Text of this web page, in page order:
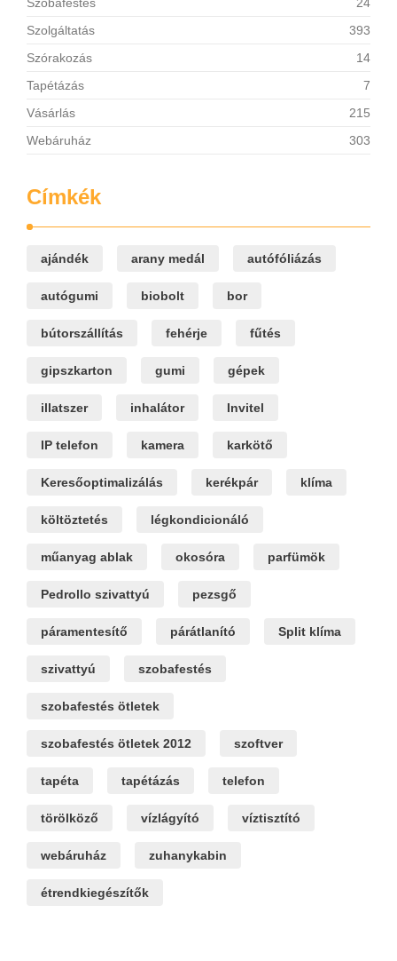
Szolgáltatás
393
Szórakozás
14
Tapétázás
7
Vásárlás
215
Webáruház
303
Címkék
ajándék arany medál autófóliázás
autógumi biobolt bor
bútorszállítás fehérje fűtés
gipszkarton gumi gépek
illatszer inhalátor Invitel
IP telefon kamera karkötő
Keresőoptimalizálás kerékpár klíma
költöztetés légkondicionáló
műanyag ablak okosóra parfümök
Pedrollo szivattyú pezsgő
páramentesítő párátlanító Split klíma
szivattyú szobafestés
szobafestés ötletek
szobafestés ötletek 2012 szoftver
tapéta tapétázás telefon
törölköző vízlágyító víztisztító
webáruház zuhanykabin
étrendkiegészítők